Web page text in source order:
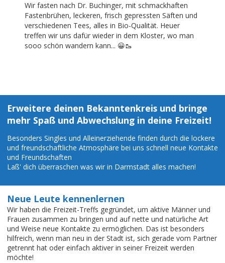
Wir fasten nach Dr. Buchinger, mit schmackhaften
Fastenbrühen, leckeren, frisch gepressten Säften und
verschiedenen Tees, alles in Bio-Qualität. Heuer
treffen wir uns dafür wieder in dem Kloster, wo man
sooo schön wandern kann... 😀🥾
Erweitere deinen Bekanntenkreis und bringe
mehr Spaß und Abwechslung in deine Freizeit!
Besonders Singles und Alleinerziehende finden durch die lockere
und freundschaftliche Atmosphäre bei uns schnell neue Kontakte
und Freundschaften
Laß' dich überraschen was wir in Darmstadt alles machen!
Neue Leute kennenlernen
Wir haben die Freizeit-Treffs gegründet, um aktive Männer und
Frauen zusammen zu bringen und auf nette und natürliche Art
und Weise neue Kontakte zu ermöglichen. Das ist besonders
hilfreich, wenn man neu in der Stadt ist, sich gerade vom Partner
getrennt hat oder einfach aktiver in seiner Freizeit werden
möchte!